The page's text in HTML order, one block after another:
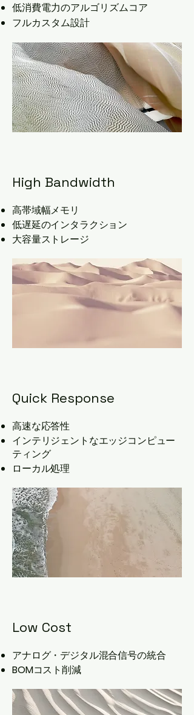
低消費電力のアルゴリズムコア
フルカスタム設計
High Bandwidth
高帯域幅メモリ
低遅延のインタラクション
大容量ストレージ
Quick Response
高速な応答性
インテリジェントなエッジコンピュー
ティング
ローカル処理
Low Cost
アナログ・デジタル混合信号の統合
BOMコスト削減